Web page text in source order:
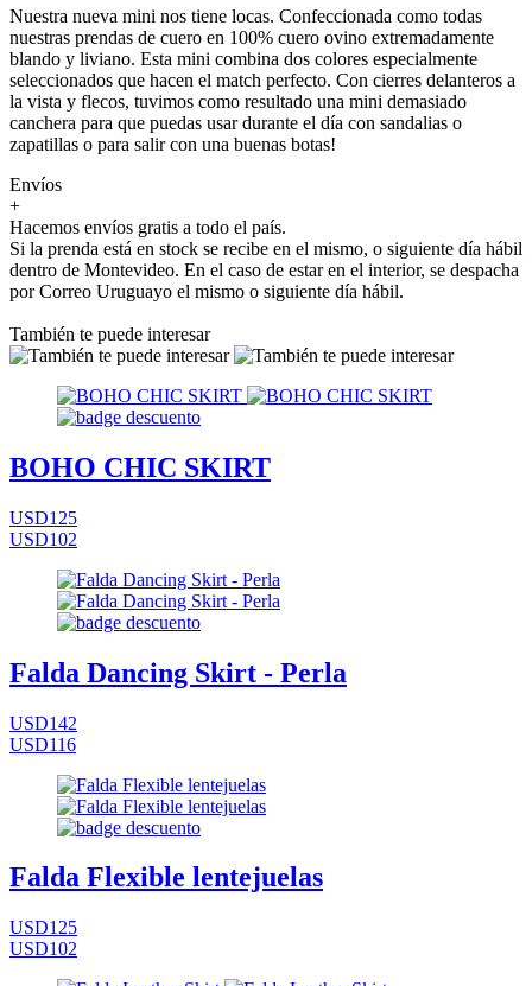
Nuestra nueva mini nos tiene locas. Confeccionada como todas
nuestras prendas de cuero en 100% cuero ovino extremadamente
blando y liviano. Esta mini combina dos colores especialmente
seleccionados que hacen el match perfecto. Con cierres delanteros a
la vista y flecos, tuvimos como resultado una mini demasiado
canchera para que puedas usar durante el día con sandalias o
zapatillas o para salir con una buenas botas!
Envíos
+
Hacemos envíos gratis a todo el país.
Si la prenda está en stock se recibe en el mismo, o siguiente día hábil
dentro de Montevideo. En el caso de estar en el interior, se despacha
por Correo Uruguayo el mismo o siguiente día hábil.
También te puede interesar
BOHO CHIC SKIRT
USD125
USD102
Falda Dancing Skirt - Perla
USD142
USD116
Falda Flexible lentejuelas
USD125
USD102